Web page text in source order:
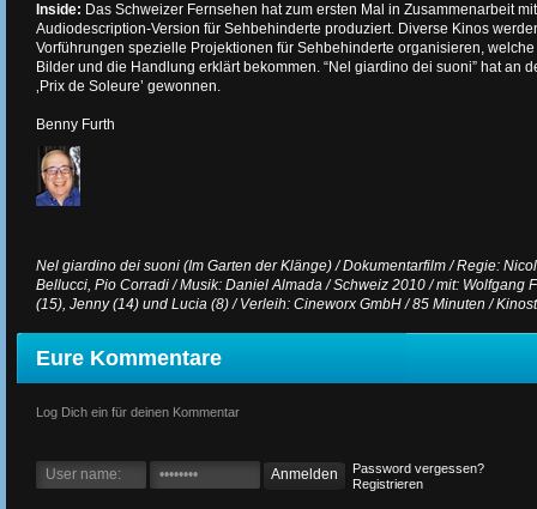
Inside: Das Schweizer Fernsehen hat zum ersten Mal in Zusammenarbeit
Audiodescription-Version für Sehbehinderte produziert. Diverse Kinos
Vorführungen spezielle Projektionen für Sehbehinderte organisieren,
Bilder und die Handlung erklärt bekommen. “Nel giardino dei suoni” hat an
‚Prix de Soleure’ gewonnen.
Benny Furth
Nel giardino dei suoni (Im Garten der Klänge) / Dokumentarfilm / Regie:
Bellucci, Pio Corradi / Musik: Daniel Almada / Schweiz 2010 / mit: Wolfgang
(15), Jenny (14) und Lucia (8) / Verleih: Cineworx GmbH / 85 Minuten /
Eure Kommentare
Log Dich ein für deinen Kommentar
Password vergessen?
Registrieren